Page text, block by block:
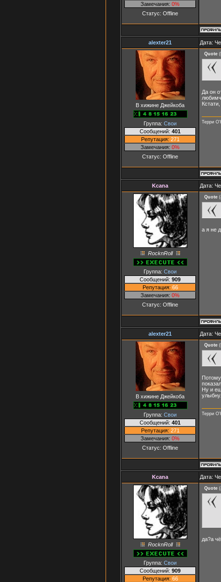
Замечания: 0%
Статус: Offline
alexter21 Дата:
В хижине Джейкоба
Группа: Свои
Сообщений: 401
Репутация: 271
Замечания: 0%
Статус: Offline
Quote (
Да он
Кстати,
Терри
Kcana Дата:
RocknRoll
Группа: Свои
Сообщений: 909
Репутация: 66
Замечания: 0%
Статус: Offline
Quote (
а я не
alexter21 Дата:
В хижине Джейкоба
Группа: Свои
Сообщений: 401
Репутация: 271
Замечания: 0%
Статус: Offline
Quote (
Ну и
Терри
Kcana Дата:
RocknRoll
Группа: Свои
Сообщений: 909
Репутация: 66
Quote (
да?а